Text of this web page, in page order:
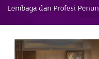
Lembaga dan Profesi